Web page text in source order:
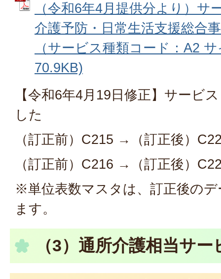
（令和6年4月提供分より）サ
介護予防・日常生活支援総合
（サービス種類コード：A2
70.9KB)
【令和6年4月19日修正】サービ
した
（訂正前）C215 →（訂正後）
（訂正前）C216 →（訂正後）
※単位表数マスタは、訂正後の
ます。
（3）通所介護相当サー